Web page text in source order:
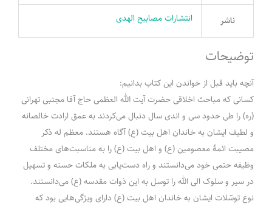
ناشر انتشارات مصابیح الهدی
توضیحات
آنچه باید قبل از خواندن این کتاب بدانیم:
کسانی که مباحث اخلاقی حضرت آیت الله العظمی حاج آقا مجتبی تهرانی
(ره) را طی حدود سی و اندی سال دنبال می‌کردند به عمق ارادت خالصانه
و لطیف ایشان به خاندان اهل بیت (ع) آگاه هستند. معظم له ذکر
مصیبت ائمۀ معصومین (ع) و اهل بیت (ع) را به مناسبت‌های مختلف
وظیفه حتمی خود می‌دانستند و راه دست‌یابی به ملکات حسنه و تسهیل
در سیر و سلوک الی الله را توسل به این ذوات مقدسه (ع) می‌دانستند.
نوع توسّلات ایشان به خاندان اهل بیت (ع) دارای ویژگی‌هایی بود که